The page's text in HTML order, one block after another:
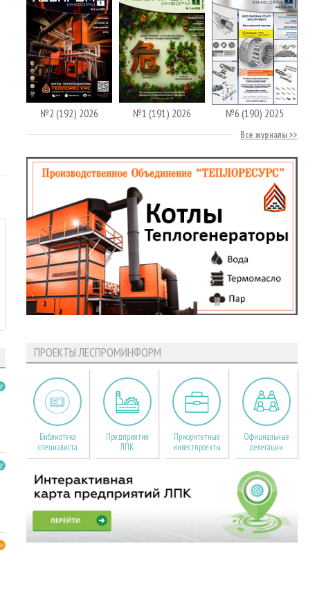
№2 (192) 2026 №1 (191) 2026 №6 (190) 2025
Все журналы
ПРОЕКТЫ ЛЕСПРОМИНФОРМ
Библиотека
специалиста
Предприятия
ЛПК
Приоритетные
инвестпроекты
Официальные
делегации